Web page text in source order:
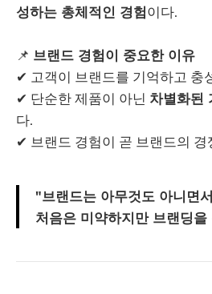
성하는 총체적인 경험이다.
📌 브랜드 경험이 중요한 이유
✔ 고객이 브랜드를 기억하고 충
✔ 단순한 제품이 아닌 차별화된
다.
✔ 브랜드 경험이 곧 브랜드의 경
"브랜드는 아무것도 아니면
처음은 미약하지만 브랜딩